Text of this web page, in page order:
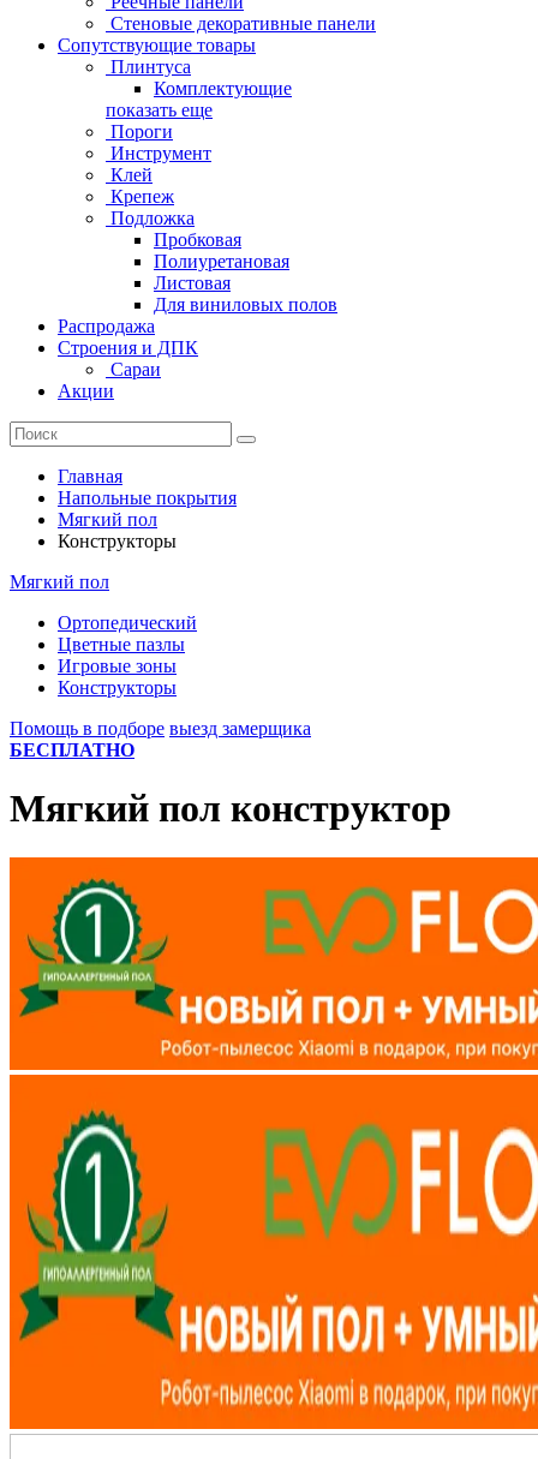
Стеновые декоративные панели
Сопутствующие товары
Плинтуса
Комплектующие
показать еще
Пороги
Инструмент
Клей
Крепеж
Подложка
Пробковая
Полиуретановая
Листовая
Для виниловых полов
Распродажа
Строения и ДПК
Сараи
Акции
Главная
Напольные покрытия
Мягкий пол
Конструкторы
Мягкий пол
Ортопедический
Цветные пазлы
Игровые зоны
Конструкторы
Помощь в подборе выезд замерщика
БЕСПЛАТНО
Мягкий пол конструктор